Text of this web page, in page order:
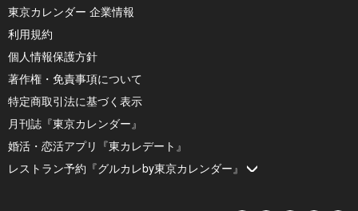
東京カレンダー 企業情報
利用規約
個人情報保護方針
著作権・免責事項について
特定商取引法に基づく表示
月刊誌『東京カレンダー』
婚活・恋活アプリ『東カレデート』
レストラン予約『グルカレby東京カレンダー』